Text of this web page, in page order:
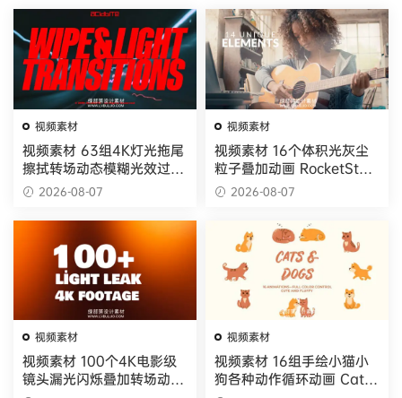
视频素材
视频素材 63组4K灯光拖尾
擦拭转场动态模糊光效过渡
动画 AcidBite – Wipe Lig
2026-08-07
视频素材
视频素材 16个体积光灰尘
粒子叠加动画 RocketStoc
k – Volumetric Light an
2026-08-07
视频素材
视频素材 100个4K电影级
镜头漏光闪烁叠加转场动画
视频素材
视频素材 16组手绘小猫小
狗各种动作循环动画 Cats